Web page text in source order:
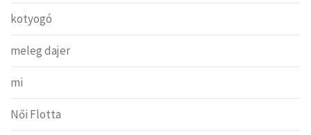
kotyogó
meleg dajer
mi
Női Flotta